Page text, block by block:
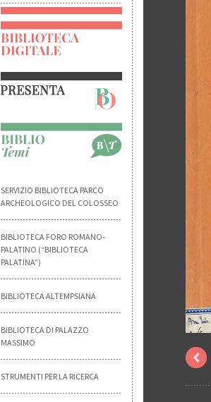
SERVIZIO BIBLIOTECA PARCO
ARCHEOLOGICO DEL COLOSSEO
BIBLIOTECA FORO ROMANO-
PALATINO (“BIBLIOTECA
PALATINA”)
BIBLIOTECA ALTEMPSIANA
BIBLIOTECA DI PALAZZO
MASSIMO
STRUMENTI PER LA RICERCA